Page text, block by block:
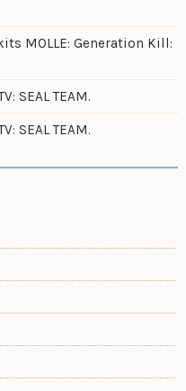
MOLLE: Generation Kill:
SEAL TEAM.
SEAL TEAM.